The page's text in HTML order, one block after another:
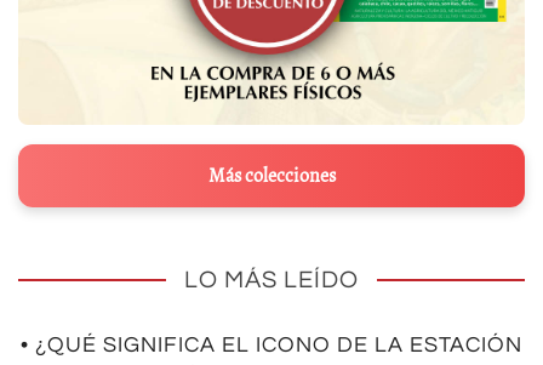
Más colecciones
LO MÁS LEÍDO
• ¿QUÉ SIGNIFICA EL ICONO DE LA ESTACIÓN